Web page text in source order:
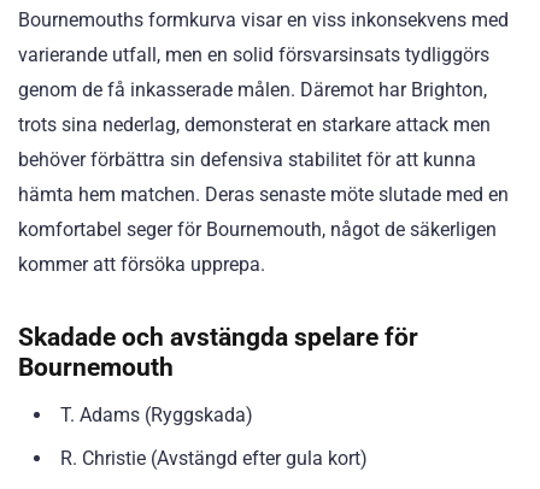
Bournemouths formkurva visar en viss inkonsekvens med
varierande utfall, men en solid försvarsinsats tydliggörs
genom de få inkasserade målen. Däremot har Brighton,
trots sina nederlag, demonsterat en starkare attack men
behöver förbättra sin defensiva stabilitet för att kunna
hämta hem matchen. Deras senaste möte slutade med en
komfortabel seger för Bournemouth, något de säkerligen
kommer att försöka upprepa.
Skadade och avstängda spelare för
Bournemouth
T. Adams (Ryggskada)
R. Christie (Avstängd efter gula kort)